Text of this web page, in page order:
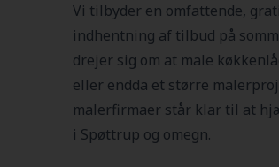
Vi tilbyder en omfattende,
indhentning af tilbud på
drejer sig om at male
eller endda et større
malerfirmaer står klar til at
i Spøttrup og omegn.